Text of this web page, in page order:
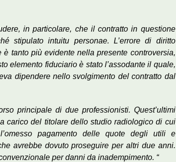
in particolare, che il contratto in questione
stipulato intuitu personae. L’errore di diritto
tanto più evidente nella presente controversia,
elemento fiduciario è stato l’assodante il quale,
dipendere nello svolgimento del contratto dal
principale di due professionisti. Quest’ultimi
carico del titolare dello studio radiologico di cui
pagamento delle quote degli utili e
avrebbe dovuto proseguire per altri due anni.
per danni da inadempimento. “